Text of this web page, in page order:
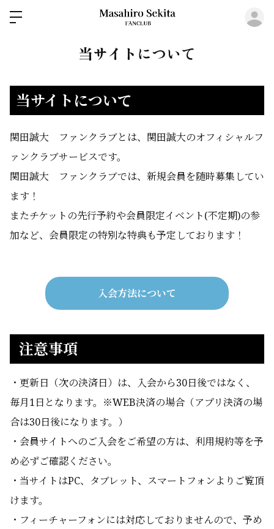
当サイトについて
当サイトについて
関田誠大 ファンクラブとは、関田誠大のオフィシャルフ
ァンクラブサービスです。
関田誠大 ファンクラブでは、新規会員を随時募集してい
ます！
またチケットの先行予約や会員限定イベント(不定期)の参
加など、会員限定の特別な特典も予定しております！
入会方法について
注意事項
・更新日（次の決済日）は、入会から30日後ではなく、
毎月1日となります。※WEB決済の場合（アプリ決済の場
合は30日後になります。）
・会員サイトへのご入会をご希望の方は、利用規約等を予
め必ずご確認ください。
・当サイトはPC、タブレット、スマートフォンよりご覧頂
けます。
・フィーチャーフォンには対応しておりませんので、予め